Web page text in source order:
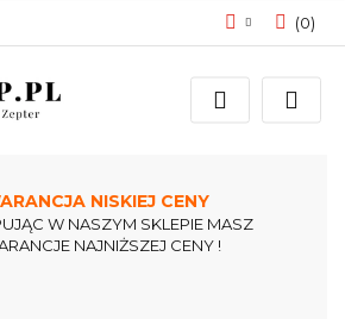
Zaloguj się
Zarejestruj się
(0)
NISKIEJ CENY
W NASZYM SKLEPIE MASZ
NAJNIŻSZEJ CENY !